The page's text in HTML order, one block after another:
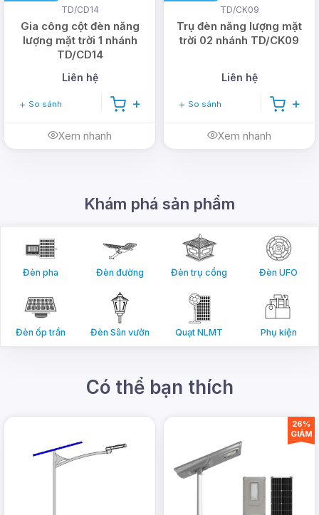
TD/CD14
Gia công cột đèn năng
lượng mặt trời 1 nhánh
TD/CD14
Liên hệ
So sánh
Xem nhanh
TD/CK09
Trụ đèn năng lượng mặt
trời 02 nhánh TD/CK09
Liên hệ
So sánh
Xem nhanh
Khám phá sản phẩm
Đèn pha Đèn đường Đèn trụ cổng Đèn UFO
Đèn ốp trần Đèn Sân vườn Quạt NLMT Phụ kiện
Có thể bạn thích
26%
GIẢM